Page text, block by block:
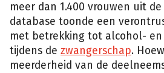
meer dan 1.400 vrouwen uit de
database toonde een
met betrekking tot alcohol-
tijdens de zwangerschap.
meerderheid van de